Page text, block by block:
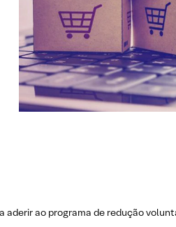
aderir ao programa de redução